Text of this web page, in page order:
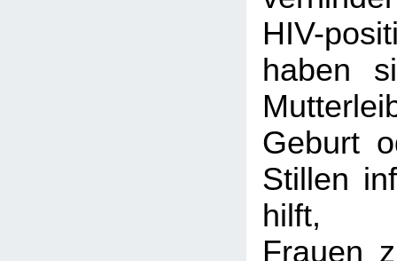
HIV-
haben
Geburt
Stillen
hilft,
Frauen